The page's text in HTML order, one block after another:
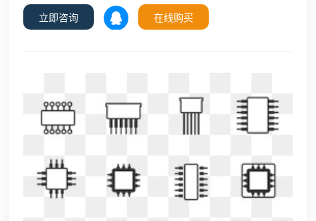
立即咨询 在线购买